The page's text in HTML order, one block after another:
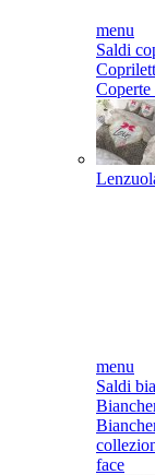
menu
Saldi
Coperte
menu
Saldi
face